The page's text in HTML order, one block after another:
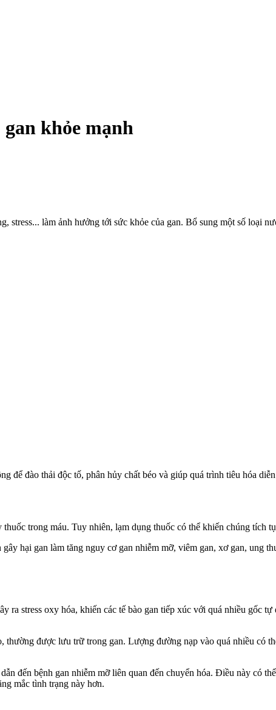
khỏe mạnh
stress... làm ảnh hưởng tới sức khỏe của gan. Bổ sung một số loại
để đào thải độc tố, phân hủy chất béo và giúp quá trình tiêu hóa
trong máu. Tuy nhiên, lạ‌m dụn‌g thuốc có thể khiến chúng tích
hại gan làm tăng nguy cơ gan nhiễm mỡ, viêm gan, xơ gan, ung
ra stress oxy hóa, khiến các tế bào gan tiếp xúc với quá nhiều gốc
thường được lưu trữ trong gan. Lượng đường nạp vào quá nhiều có
đến bệnh gan nhiễm mỡ liên quan đến chuyển hóa. Điều này có
mắc tình trạng này hơn.